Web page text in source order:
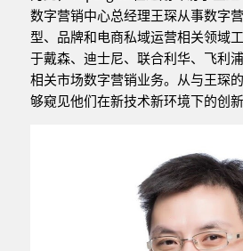
数字营销中心总经理王琛从事数字
型、品牌和电商私域运营相关领域
于戴森、迪士尼、联合利华、飞利
相关市场数字营销业务。从与王琛
够窥见他们在新技术新环境下的创新